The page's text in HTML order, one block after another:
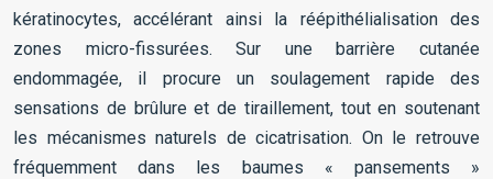
kératinocytes, accélérant ainsi la réépithélialisation des
zones micro-fissurées. Sur une barrière cutanée
endommagée, il procure un soulagement rapide des
sensations de brûlure et de tiraillement, tout en soutenant
les mécanismes naturels de cicatrisation. On le retrouve
fréquemment dans les baumes « pansements »